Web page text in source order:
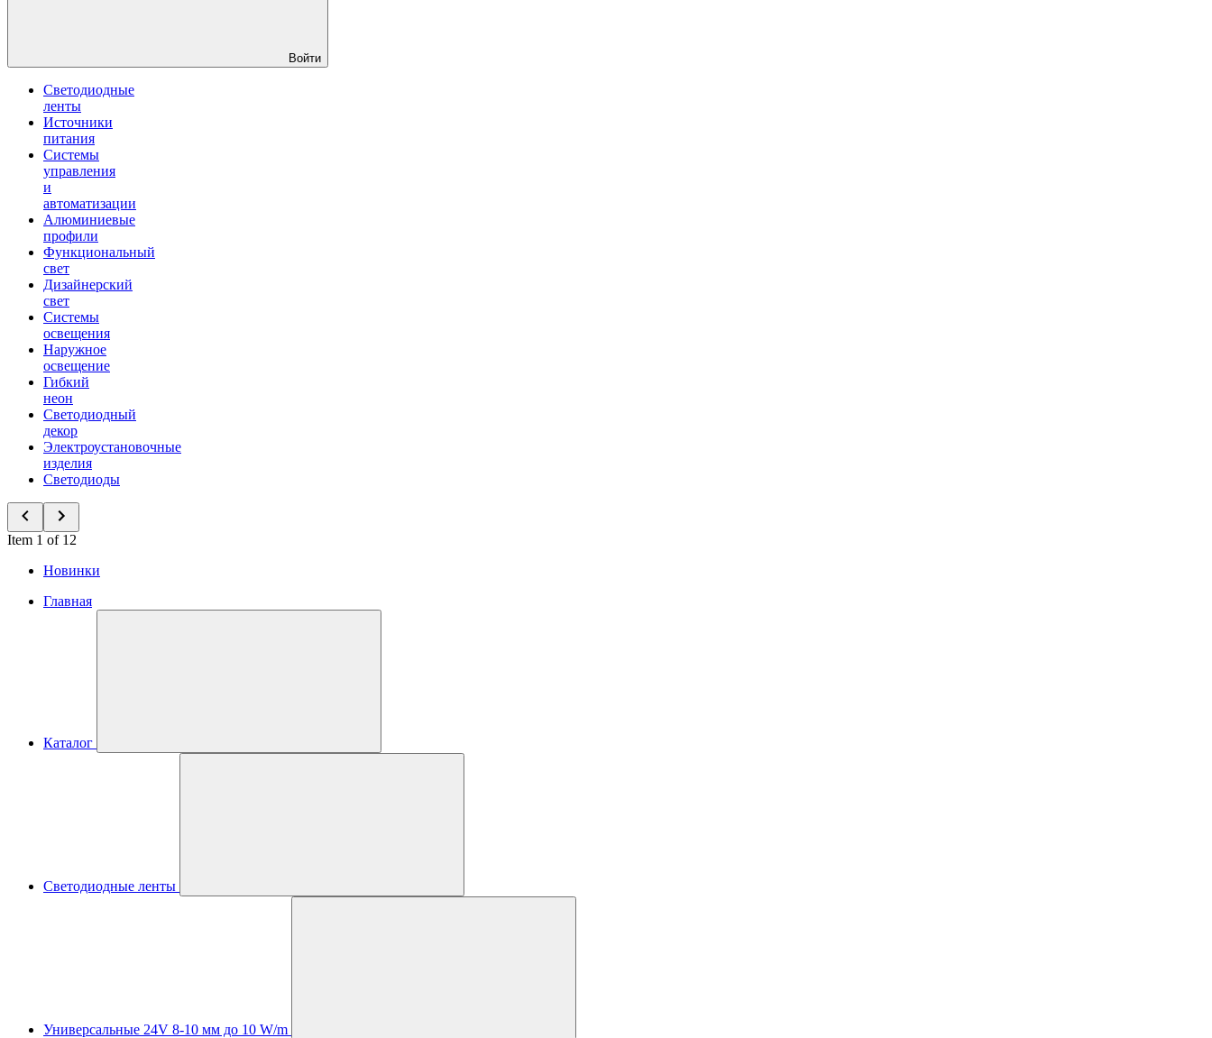
Войти
Светодиодные
ленты
Источники
питания
Системы
управления
и
автоматизации
Алюминиевые
профили
Функциональный
свет
Дизайнерский
свет
Системы
освещения
Наружное
освещение
Гибкий
неон
Светодиодный
декор
Электроустановочные
изделия
Светодиоды
Item 1 of 12
Новинки
Главная
Каталог
Светодиодные ленты
Универсальные 24V 8-10 мм до 10 W/m